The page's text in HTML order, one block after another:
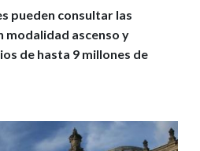
pueden consultar las
modalidad ascenso y
de hasta 9 millones de